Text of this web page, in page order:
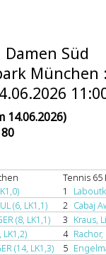
Süd
München
14.06.2026)
Tennis 65
1
(6, LK1,1) 2 Cabaj
(8, LK1,1) 3 Kraus,
LK1,2) 4
(14, LK1,3) 5